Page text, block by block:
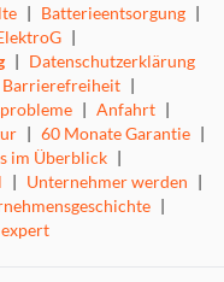
| Batterieentsorgung |
|
| Datenschutzerklärung
Barrierefreiheit |
| Anfahrt |
| 60 Monate Garantie |
im Überblick |
| Unternehmer werden |
|